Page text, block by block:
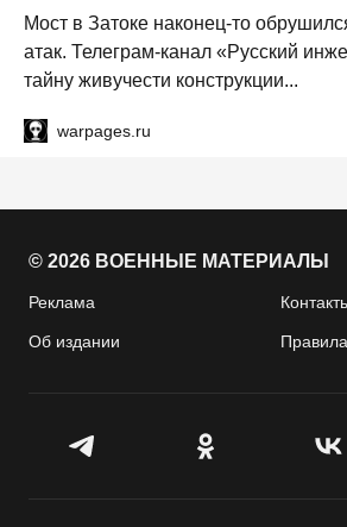
Мост в Затоке наконец-то
атак. Телеграм-канал «Русский
тайну живучести конструкции...
warpages.ru
© 2026 ВОЕННЫЕ МАТЕРИАЛЫ
Реклама
Об издании Правила